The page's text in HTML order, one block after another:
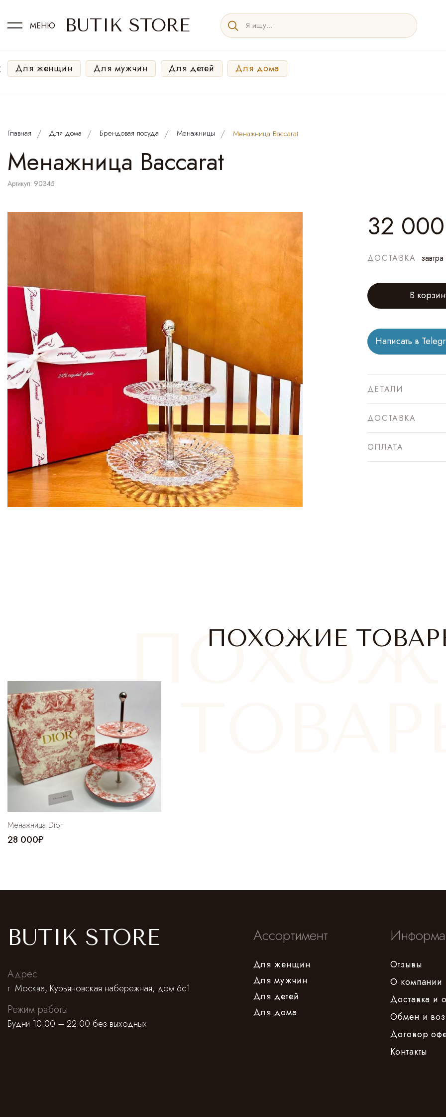
МЕНЮ BUTIK STORE
Для женщин Для мужчин Для детей Для дома
Главная Для дома Брендовая посуда Менажницы Менажница Baccarat
Менажница Baccarat
Артикул: 90345
32 000
ДОСТАВКА завтра
В
Написать в
ДЕТАЛИ
ДОСТАВКА
ОПЛАТА
ПОХОЖИЕ
Менажница Dior
28 000₽
BUTIK STORE
Адрес
г. Москва, Курьяновская набережная, дом 6с1
Режим работы
Будни 10:00 – 22:00 без выходных
Ассортимент
Для женщин
Для мужчин
Для детей
Для дома
Отзывы
О компании
Доставка и
Обмен и
Договор
Контакты